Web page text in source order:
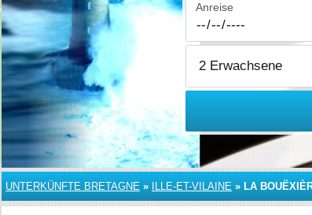
Anreise
UNTERKÜNFTE BRETAGNE » ILLE-ET-VILAINE » LA